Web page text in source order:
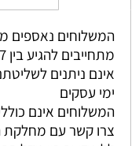
המשלוחים נאספים
ימי עסקים
המשלוחים אינם
צרו קשר עם מחלקת המכירות